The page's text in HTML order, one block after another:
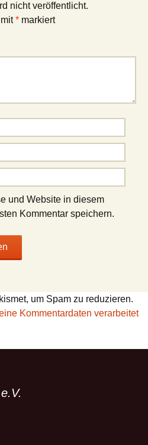
nicht veröffentlicht.
* markiert
und Website in diesem
Kommentar speichern.
um Spam zu reduzieren.
Kommentardaten verarbeitet